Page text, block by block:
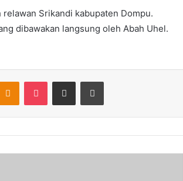
Srikandi kabupaten Dompu.
dibawakan langsung oleh Abah Uhel.
Odnoklassniki
Pocket Share via Email Print